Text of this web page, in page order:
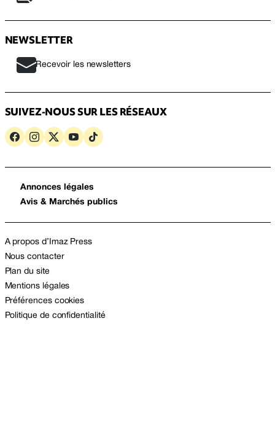
NEWSLETTER
Recevoir les newsletters
SUIVEZ-NOUS SUR LES RÉSEAUX
Annonces légales
Avis & Marchés publics
A propos d’Imaz Press
Nous contacter
Plan du site
Mentions légales
Préférences cookies
Politique de confidentialité